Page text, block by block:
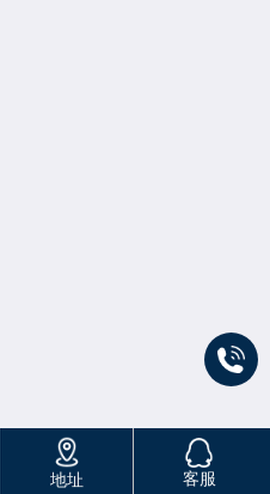
地址 客服